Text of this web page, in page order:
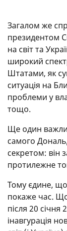
Загалом же
президентом
на світ та
широкий
Штатами, як
ситуація на
проблеми у
тощо.
Ще один
самого
секретом: він
протилежне
Тому єдине,
покаже час.
після 20 січня
інавгурація